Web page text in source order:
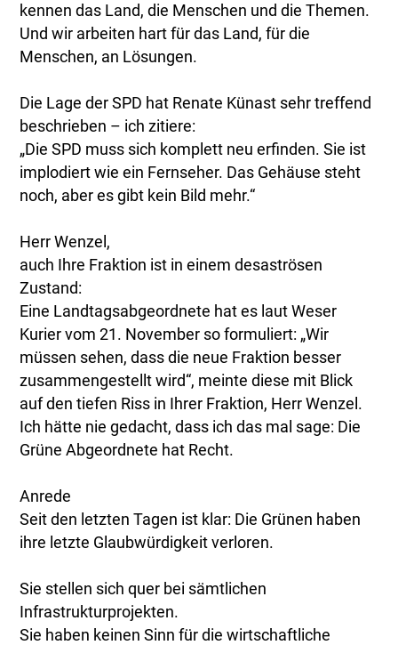
kennen das Land, die Menschen und die Themen.
Und wir arbeiten hart für das Land, für die
Menschen, an Lösungen.
Die Lage der SPD hat Renate Künast sehr treffend
beschrieben – ich zitiere:
„Die SPD muss sich komplett neu erfinden. Sie ist
implodiert wie ein Fernseher. Das Gehäuse steht
noch, aber es gibt kein Bild mehr.“
Herr Wenzel,
auch Ihre Fraktion ist in einem desaströsen
Zustand:
Eine Landtagsabgeordnete hat es laut Weser
Kurier vom 21. November so formuliert: „Wir
müssen sehen, dass die neue Fraktion besser
zusammengestellt wird“, meinte diese mit Blick
auf den tiefen Riss in Ihrer Fraktion, Herr Wenzel.
Ich hätte nie gedacht, dass ich das mal sage: Die
Grüne Abgeordnete hat Recht.
Anrede
Seit den letzten Tagen ist klar: Die Grünen haben
ihre letzte Glaubwürdigkeit verloren.
Sie stellen sich quer bei sämtlichen
Infrastrukturprojekten.
Sie haben keinen Sinn für die wirtschaftliche